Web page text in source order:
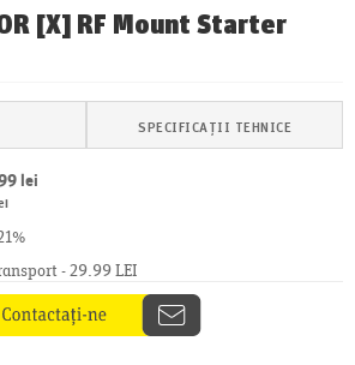
[X] RF Mount Starter
SPECIFICAȚII TEHNICE
lei
- 29.99 LEI